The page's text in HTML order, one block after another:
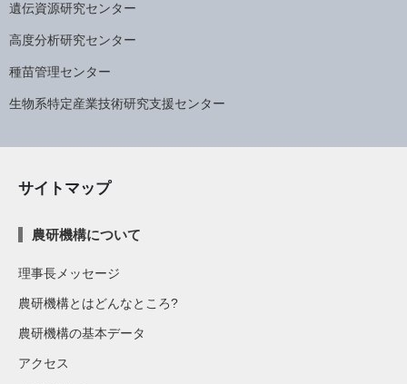
遺伝資源研究センター
高度分析研究センター
種苗管理センター
生物系特定産業技術研究支援センター
サイトマップ
農研機構について
理事長メッセージ
農研機構とはどんなところ?
農研機構の基本データ
アクセス